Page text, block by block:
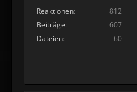
Reaktionen
812
Beiträge
607
Dateien
60